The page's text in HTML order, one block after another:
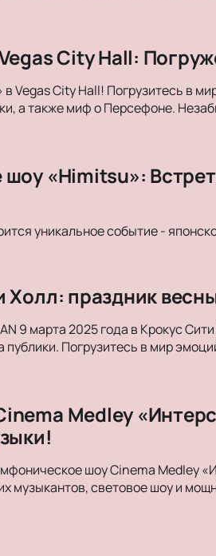
City Hall:
Vegas City Hall! Погрузитесь в
а также миф о Персефоне.
«Himitsu»:
уникальное событие -
Холл: праздник
9 марта 2025 года в Крокус
публики. Погрузитесь в мир
Medley
шоу Cinema Medley
музыкантов, световое шоу и